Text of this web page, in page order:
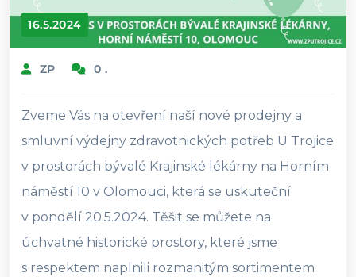
16.5.2024
ZP 0 .
Zveme Vás na otevření naší nové prodejny a
smluvní výdejny zdravotnických potřeb U Trojice
v prostorách bývalé Krajinské lékárny na Horním
náměstí 10 v Olomouci, která se uskuteční
v pondělí 20.5.2024. Těšit se můžete na
úchvatné historické prostory, které jsme
s respektem naplnili rozmanitým sortimentem